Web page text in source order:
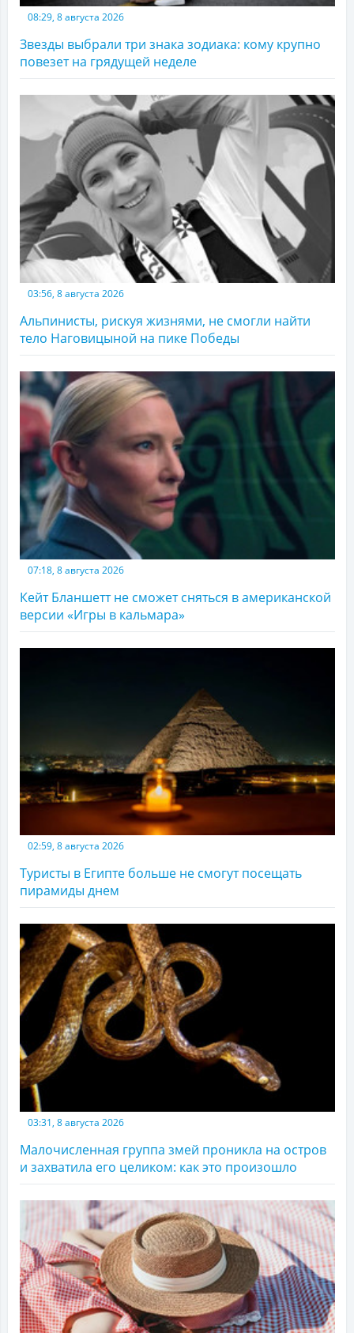
08:29, 8 августа 2026
Звезды выбрали три знака зодиака: кому крупно
повезет на грядущей неделе
03:56, 8 августа 2026
Альпинисты, рискуя жизнями, не смогли найти
тело Наговицыной на пике Победы
07:18, 8 августа 2026
Кейт Бланшетт не сможет сняться в американской
версии «Игры в кальмара»
02:59, 8 августа 2026
Туристы в Египте больше не смогут посещать
пирамиды днем
03:31, 8 августа 2026
Малочисленная группа змей проникла на остров
и захватила его целиком: как это произошло